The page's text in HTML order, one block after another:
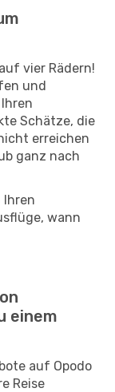
vier Rädern!
und
Schätze, die
erreichen
ganz nach
Ihren
wann
einem
auf Opodo
Reise